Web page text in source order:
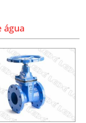
água